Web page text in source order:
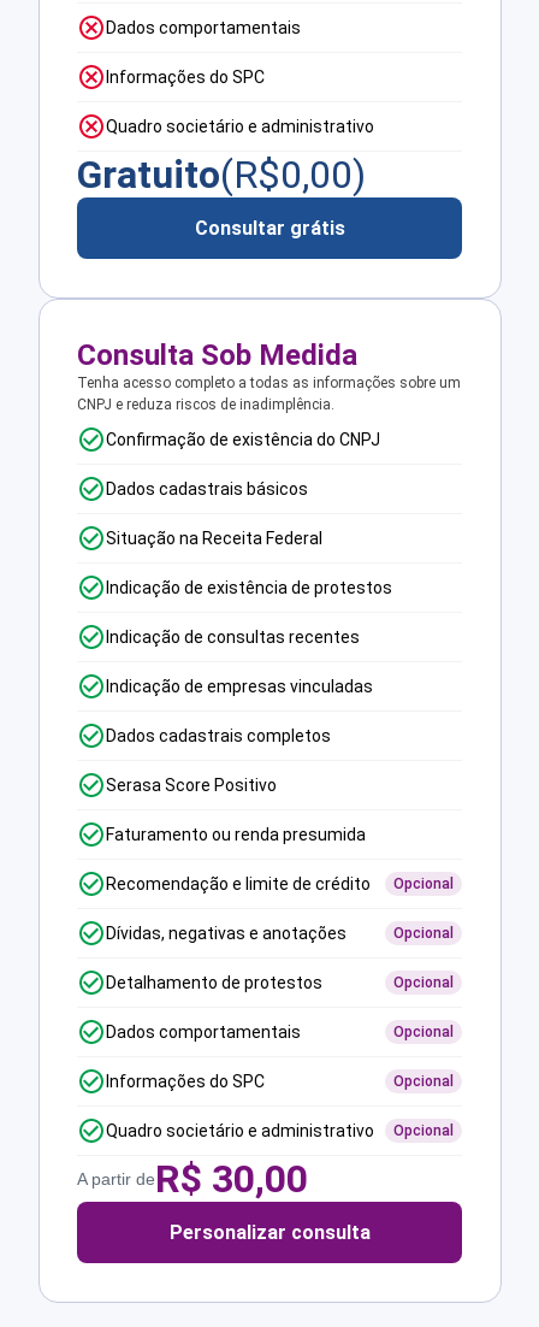
Dados comportamentais
Informações do SPC
Quadro societário e administrativo
Gratuito(R$0,00)
Consultar grátis
Consulta Sob Medida
Tenha acesso completo a todas as informações sobre um
CNPJ e reduza riscos de inadimplência.
Confirmação de existência do CNPJ
Dados cadastrais básicos
Situação na Receita Federal
Indicação de existência de protestos
Indicação de consultas recentes
Indicação de empresas vinculadas
Dados cadastrais completos
Serasa Score Positivo
Faturamento ou renda presumida
Recomendação e limite de crédito Opcional
Dívidas, negativas e anotações Opcional
Detalhamento de protestos Opcional
Dados comportamentais Opcional
Informações do SPC Opcional
Quadro societário e administrativo Opcional
A partir deR$ 30,00
Personalizar consulta